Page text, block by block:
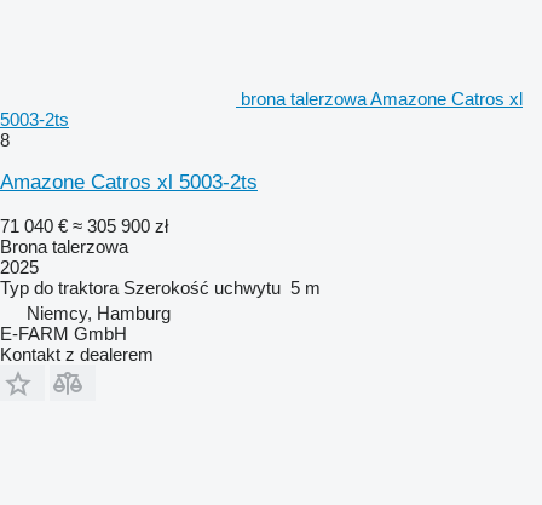
brona talerzowa Amazone Catros xl
5003-2ts
8
Amazone Catros xl 5003-2ts
71 040 € ≈ 305 900 zł
Brona talerzowa
2025
Typ do traktora Szerokość uchwytu 5 m
Niemcy, Hamburg
E-FARM GmbH
Kontakt z dealerem